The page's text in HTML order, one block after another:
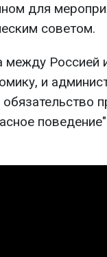
для
советом.
между Россией
и